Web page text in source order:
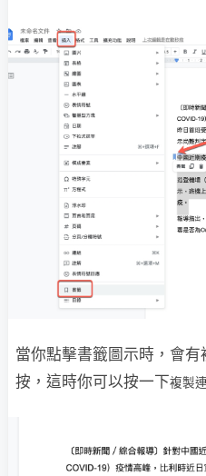
當你點擊書籤圖示時，會
按，這時你可以按一下複製